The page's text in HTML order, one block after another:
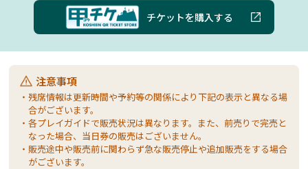
チケットを購入する
注意事項
・残席情報は更新時間や予約等の関係により下記の表示と異なる場
合がございます。
・各プレイガイドで販売状況は異なります。また、前売りで完売と
なった場合、当日券の販売はございません。
・販売途中や販売前に関わらず急な販売停止や追加販売をする場合
がございます。